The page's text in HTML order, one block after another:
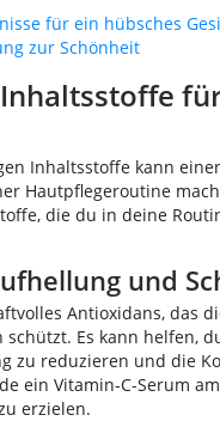
für ein hübsches
zur Schönheit
Inhaltsstoffe kann
Hautpflegeroutine
die du in deine
und
Antioxidans, das
Es kann helfen,
zu reduzieren und die
ein Vitamin-C-Serum
erzielen.